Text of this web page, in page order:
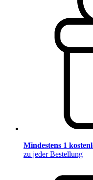
Mindestens 1
zu jeder Bestellung